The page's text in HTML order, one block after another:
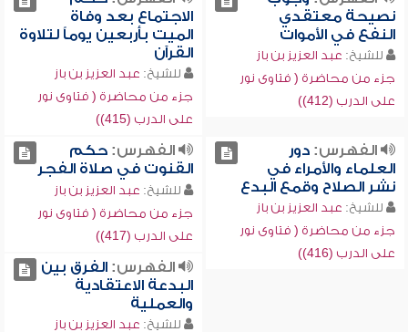
نصيحة معتقدي
النفع في الأموات
للشيخ: عبد العزيز بن باز
جزء من محاضرة ( فتاوى نور
على الدرب (412))
الاجتماع بعد وفاة
الميت بأربعين يوماً لتلاوة
القرآن
للشيخ: عبد العزيز بن باز
جزء من محاضرة ( فتاوى نور
على الدرب (415))
الفهرس:دور
العلماء والأمراء في
نشر الصلاح وقمع البدع
للشيخ: عبد العزيز بن باز
جزء من محاضرة ( فتاوى نور
على الدرب (416))
الفهرس:حكم
القنوت في صلاة الفجر
للشيخ: عبد العزيز بن باز
جزء من محاضرة ( فتاوى نور
على الدرب (417))
الفهرس:الفرق بين
البدعة الاعتقادية
والعملية
للشيخ: عبد العزيز بن باز